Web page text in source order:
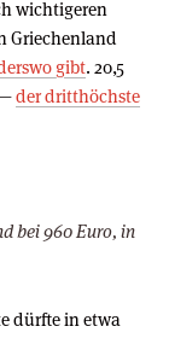
wichtigeren
Griechenland
gibt. 20,5
der dritthöchste
bei 960 Euro, in
dürfte in etwa